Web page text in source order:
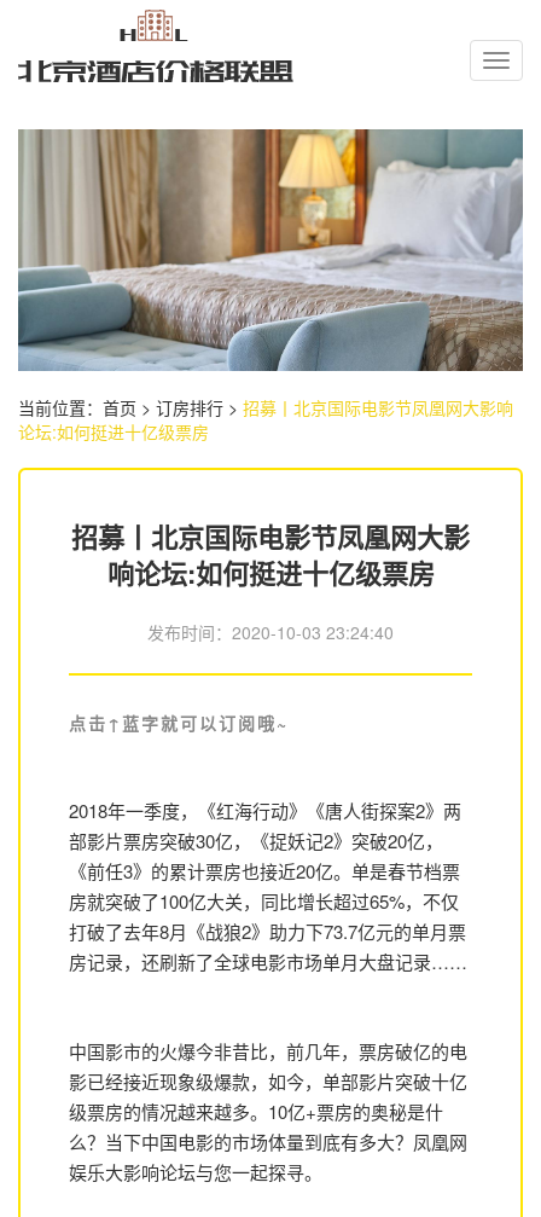
当前位置： 首页 > 订房排行 > 招募丨北京国际电影节凤凰网大影响
论坛:如何挺进十亿级票房
招募丨北京国际电影节凤凰网大影
响论坛:如何挺进十亿级票房
发布时间： 2020-10-03 23:24:40
点击↑蓝字就可以订阅哦~
2018年一季度，《红海行动》《唐人街探案2》两
部影片票房突破30亿，《捉妖记2》突破20亿，
《前任3》的累计票房也接近20亿。单是春节档票
房就突破了100亿大关，同比增长超过65%，不仅
打破了去年8月《战狼2》助力下73.7亿元的单月票
房记录，还刷新了全球电影市场单月大盘记录……
中国影市的火爆今非昔比，前几年，票房破亿的电
影已经接近现象级爆款，如今，单部影片突破十亿
级票房的情况越来越多。10亿+票房的奥秘是什
么？当下中国电影的市场体量到底有多大？凤凰网
娱乐大影响论坛与您一起探寻。